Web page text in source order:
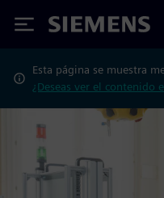
Siemens
Esta página se muestra
¿Deseas ver el contenido